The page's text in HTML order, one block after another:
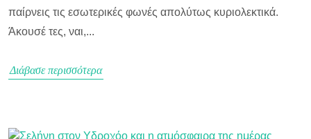
παίρνεις τις εσωτερικές φωνές απολύτως κυριολεκτικά.
Άκουσέ τες, ναι,...
Διάβασε περισσότερα